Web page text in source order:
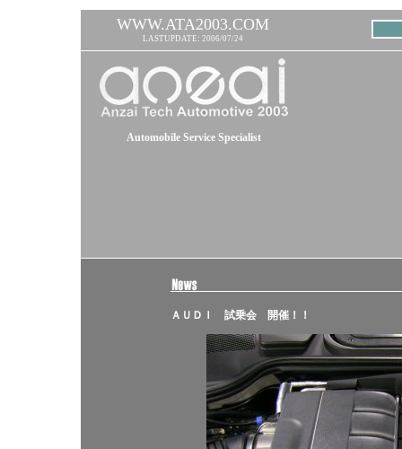
WWW.ATA2003.COM
LASTUPDATE: 2006/07/24
Automobile Service Specialist
ＡＵＤＩ 試乗会 開催！！